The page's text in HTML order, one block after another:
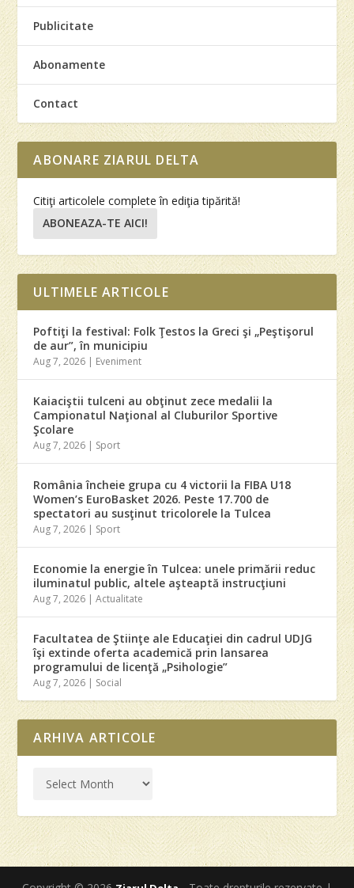
Publicitate
Abonamente
Contact
ABONARE ZIARUL DELTA
Citiţi articolele complete în ediţia tipărită!
ABONEAZA-TE AICI!
ULTIMELE ARTICOLE
Poftiţi la festival: Folk Ţestos la Greci şi „Peştişorul
de aur”, în municipiu
Aug 7, 2026 | Eveniment
Kaiaciştii tulceni au obţinut zece medalii la
Campionatul Naţional al Cluburilor Sportive
Şcolare
Aug 7, 2026 | Sport
România încheie grupa cu 4 victorii la FIBA U18
Women’s EuroBasket 2026. Peste 17.700 de
spectatori au susţinut tricolorele la Tulcea
Aug 7, 2026 | Sport
Economie la energie în Tulcea: unele primării reduc
iluminatul public, altele aşteaptă instrucţiuni
Aug 7, 2026 |Actualitate
Facultatea de Ştiinţe ale Educaţiei din cadrul UDJG
îşi extinde oferta academică prin lansarea
programului de licenţă „Psihologie”
Aug 7, 2026 | Social
ARHIVA ARTICOLE